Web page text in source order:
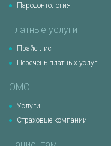
Пародонтология
Платные услуги
Прайс-лист
Перечень платных услуг
ОМС
Услуги
Страховые компании